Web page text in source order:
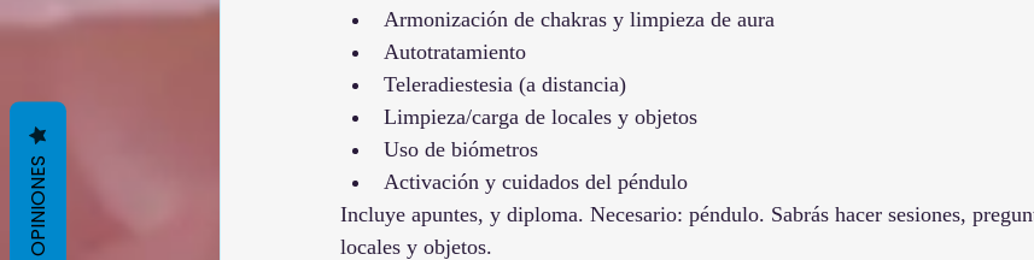
‌Armonización de chakras y limpieza de aura
‌Autotratamiento
‌Teleradiestesia (a distancia)
‌Limpieza/carga de locales y objetos
Activación y cuidados del péndulo
Incluye apuntes, y diploma. Necesario: péndulo. Sabrás hacer sesiones,
locales y objetos.
OPINIONES